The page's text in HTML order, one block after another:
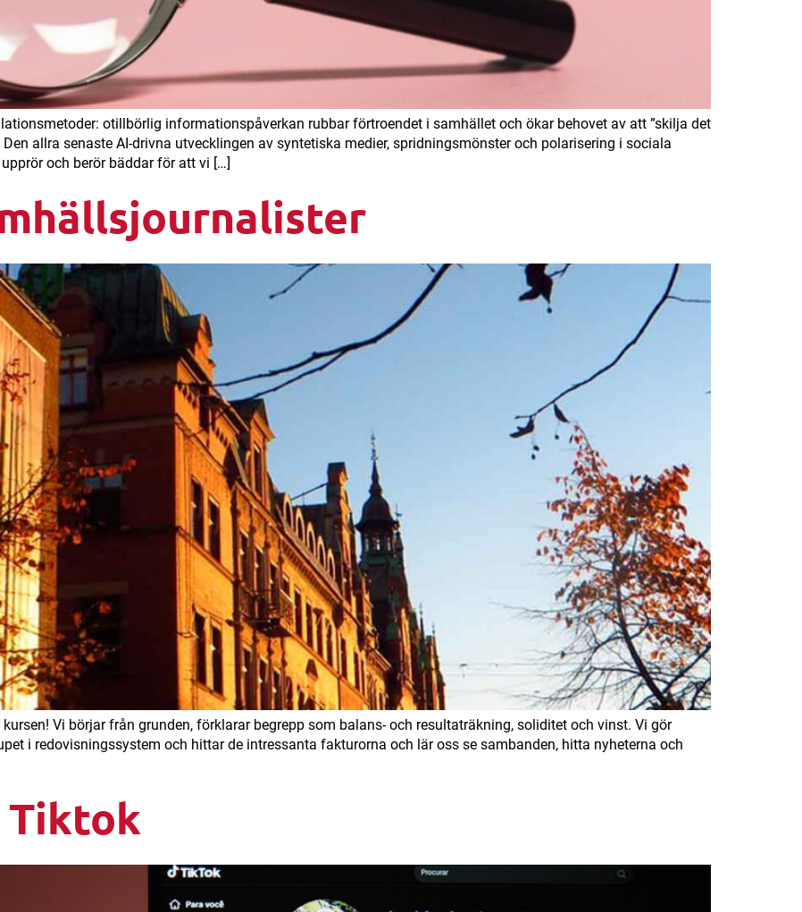
otillbörlig informationspåverkan rubbar förtroendet i samhället och ökar behovet av att ”skilja det
allra senaste AI-drivna utvecklingen av syntetiska medier, spridningsmönster och polarisering i sociala
och berör bäddar för att vi […]
Vi börjar från grunden, förklarar begrepp som balans- och resultaträkning, soliditet och vinst. Vi gör
i redovisningssystem och hittar de intressanta fakturorna och lär oss se sambanden, hitta nyheterna och
Tiktok